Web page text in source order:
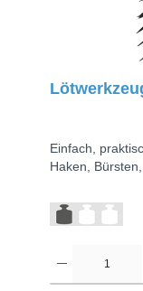
Einfach,
Haken,